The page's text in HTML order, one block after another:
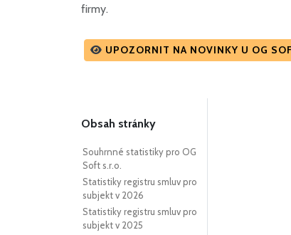
firmy.
UPOZORNIT NA NOVINKY U OG
Obsah stránky
Souhrnné statistiky pro OG
Soft s.r.o.
Statistiky registru smluv pro
subjekt v 2026
Statistiky registru smluv pro
subjekt v 2025